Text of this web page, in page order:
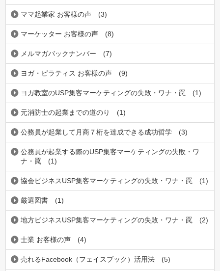
ママ起業家 お客様の声 (3)
マーケッター お客様の声 (8)
メルマガバックナンバー (7)
ヨガ・ピラティス お客様の声 (9)
ヨガ教室のUSP集客マーケティングの失敗・ワナ・罠 (1)
元消防士の起業までの道のり (1)
公務員が起業して月商７桁を達成できる成功哲学 (3)
公務員が起業する際のUSP集客マーケティングの失敗・ワ
ナ・罠
(1)
協会ビジネスUSP集客マーケティングの失敗・ワナ・罠 (1)
厳選図書 (1)
地方ビジネスUSP集客マーケティングの失敗・ワナ・罠 (2)
士業 お客様の声 (4)
売れるFacebook（フェイスブック）活用法 (5)